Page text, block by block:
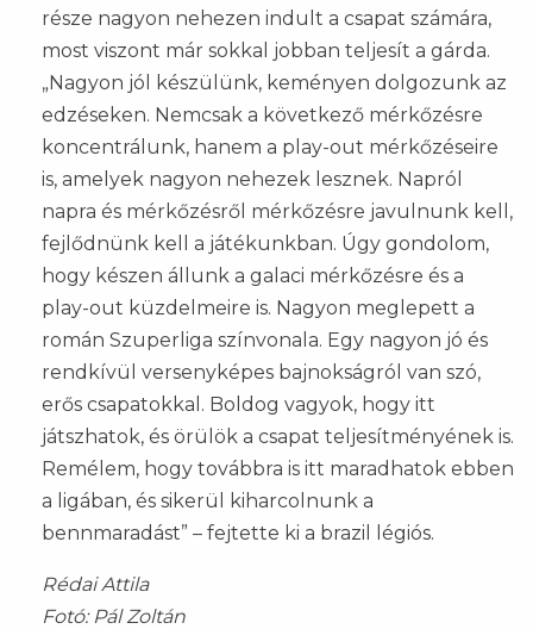
része nagyon nehezen indult a csapat számára,
most viszont már sokkal jobban teljesít a gárda.
„Nagyon jól készülünk, keményen dolgozunk az
edzéseken. Nemcsak a következő mérkőzésre
koncentrálunk, hanem a play-out mérkőzéseire
is, amelyek nagyon nehezek lesznek. Napról
napra és mérkőzésről mérkőzésre javulnunk kell,
fejlődnünk kell a játékunkban. Úgy gondolom,
hogy készen állunk a galaci mérkőzésre és a
play-out küzdelmeire is. Nagyon meglepett a
román Szuperliga színvonala. Egy nagyon jó és
rendkívül versenyképes bajnokságról van szó,
erős csapatokkal. Boldog vagyok, hogy itt
játszhatok, és örülök a csapat teljesítményének is.
Remélem, hogy továbbra is itt maradhatok ebben
a ligában, és sikerül kiharcolnunk a
bennmaradást” – fejtette ki a brazil légiós.
Rédai Attila
Fotó: Pál Zoltán